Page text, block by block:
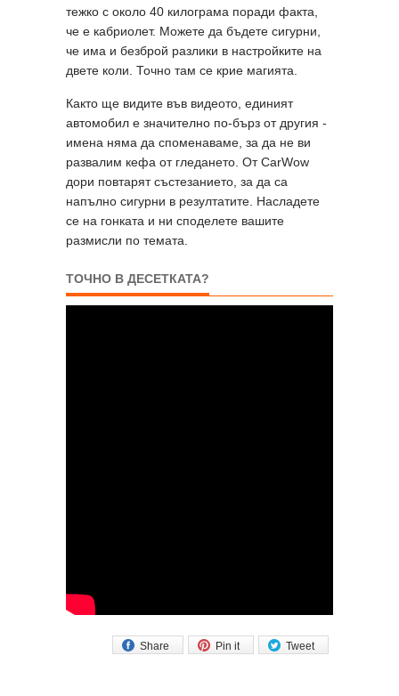
тежко с около 40 килограма поради факта,
че е кабриолет. Можете да бъдете сигурни,
че има и безброй разлики в настройките на
двете коли. Точно там се крие магията.
Както ще видите във видеото, единият
автомобил е значително по-бърз от другия -
имена няма да споменаваме, за да не ви
развалим кефа от гледането. От CarWow
дори повтарят състезанието, за да са
напълно сигурни в резултатите. Насладете
се на гонката и ни споделете вашите
размисли по темата.
ТОЧНО В ДЕСЕТКАТА?
Tweet
Pin it
Share